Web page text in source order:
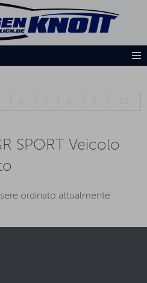
SPORT Veicolo
ordinato attualmente